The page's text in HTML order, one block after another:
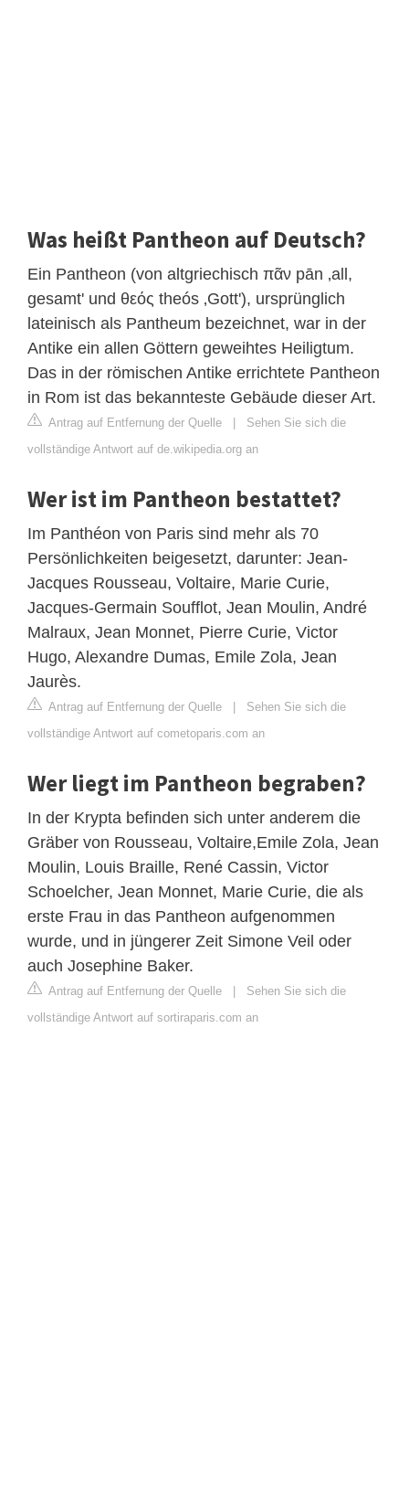
Was heißt Pantheon auf Deutsch?
Ein Pantheon (von altgriechisch πᾶν pān ‚all,
gesamt' und θεός theós ‚Gott'), ursprünglich
lateinisch als Pantheum bezeichnet, war in der
Antike ein allen Göttern geweihtes Heiligtum.
Das in der römischen Antike errichtete Pantheon
in Rom ist das bekannteste Gebäude dieser Art.
Antrag auf Entfernung der Quelle | Sehen Sie sich die
vollständige Antwort auf de.wikipedia.org an
Wer ist im Pantheon bestattet?
Im Panthéon von Paris sind mehr als 70
Persönlichkeiten beigesetzt, darunter: Jean-
Jacques Rousseau, Voltaire, Marie Curie,
Jacques-Germain Soufflot, Jean Moulin, André
Malraux, Jean Monnet, Pierre Curie, Victor
Hugo, Alexandre Dumas, Emile Zola, Jean
Jaurès.
Antrag auf Entfernung der Quelle | Sehen Sie sich die
vollständige Antwort auf cometoparis.com an
Wer liegt im Pantheon begraben?
In der Krypta befinden sich unter anderem die
Gräber von Rousseau, Voltaire,Emile Zola, Jean
Moulin, Louis Braille, René Cassin, Victor
Schoelcher, Jean Monnet, Marie Curie, die als
erste Frau in das Pantheon aufgenommen
wurde, und in jüngerer Zeit Simone Veil oder
auch Josephine Baker.
Antrag auf Entfernung der Quelle | Sehen Sie sich die
vollständige Antwort auf sortiraparis.com an